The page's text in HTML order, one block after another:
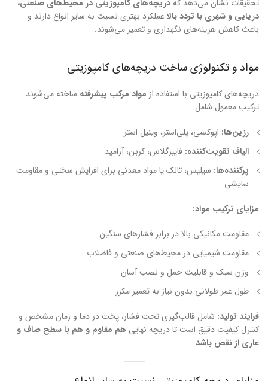
تحقیقات نشان می‌دهد کهدریچه‌های کامپوزیتی در محیط‌های صنعتی،
دریایی و شهری با تردد بالا عملکرد بهتری نسبت به سایر انواع دارند و
باعث کاهش هزینه‌های نگهداری و تعمیر می‌شوند.
مواد و تکنولوژی ساخت دریچه‌های کامپوزیتی
دریچه‌های کامپوزیتی با استفاده از مواد مرکب پیشرفته ساخته می‌شوند.
ترکیب معمول شامل:
رزین‌ها: اپوکسی، پلی‌استر، وینیل استر
الیاف تقویت‌کننده: فایبرگلاس، کربن، آرامید
پرکننده‌ها: سیلیس، تالک یا مواد معدنی برای افزایش سختی و مقاومت
سایشی
مزایای ترکیب مواد:
مقاومت مکانیکی بالا در برابر فشارهای سنگین
مقاومت شیمیایی در محیط‌های صنعتی و فاضلاب
وزن سبک و قابلیت حمل و نصب آسان
طول عمر طولانی بدون نیاز به تعمیر مکرر
فرایند تولید: شامل قالب‌گیری تحت فشار، پخت در دما و زمان مشخص و
کنترل کیفیت دقیق است تا دریچه نهایی هم مقاوم و هم با سطح صاف و
عاری از نقص باشد.